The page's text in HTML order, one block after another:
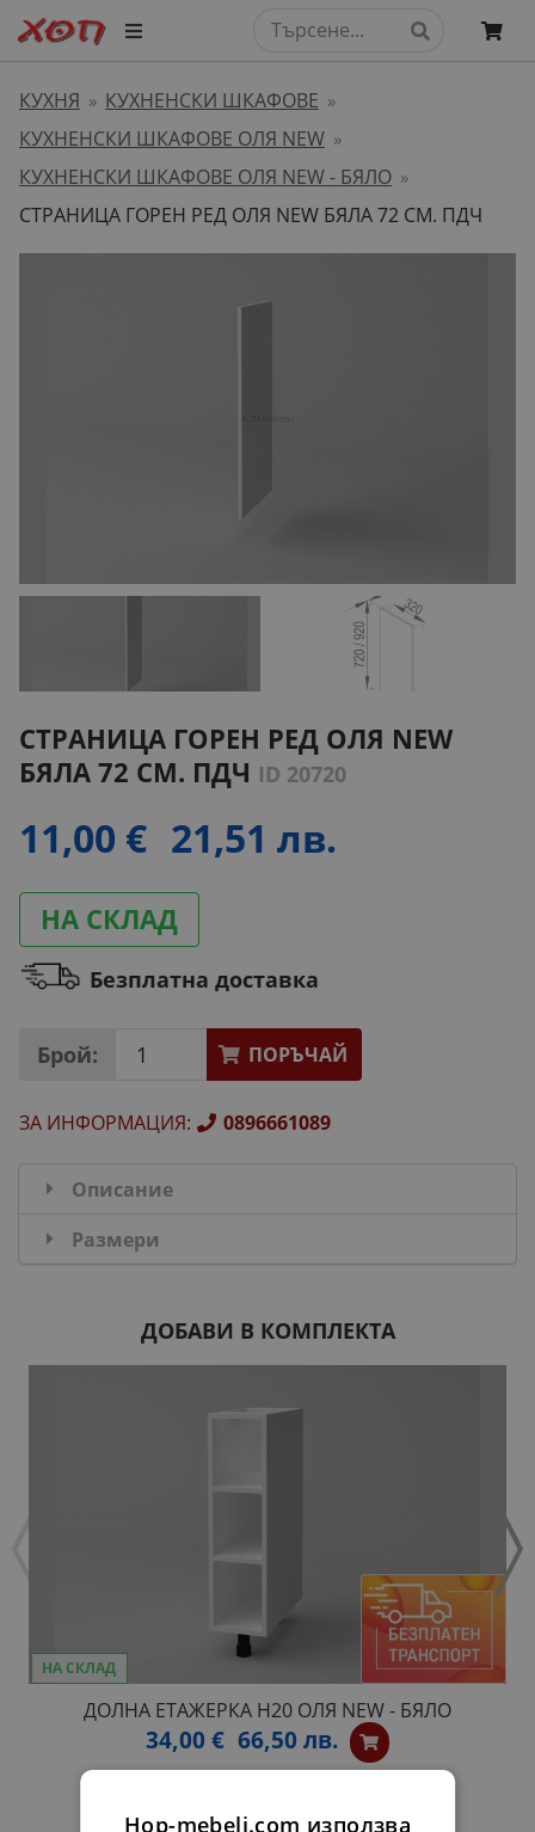
КУХНЯ » КУХНЕНСКИ ШКАФОВЕ »
КУХНЕНСКИ ШКАФОВЕ ОЛЯ NEW »
КУХНЕНСКИ ШКАФОВЕ ОЛЯ NEW - БЯЛО »
СТРАНИЦА ГОРЕН РЕД ОЛЯ NEW БЯЛА 72 СМ. ПДЧ
СТРАНИЦА ГОРЕН РЕД ОЛЯ NEW
БЯЛА 72 СМ. ПДЧ ID 20720
11,00 € 21,51 лв.
НА СКЛАД
Безплатна доставка
Брой: ПОРЪЧАЙ
ЗА ИНФОРМАЦИЯ: 0896661089
Описание
Размери
ДОБАВИ В КОМПЛЕКТА
НА СКЛАД
ДОЛНА ЕТАЖЕРКА Н20 ОЛЯ NEW - БЯЛО
34,00 € 66,50 лв.
Hop-mebeli.com използва